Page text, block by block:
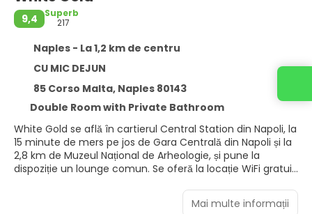
9,4
Superb
217
Naples - La 1,2 km de centru
CU MIC DEJUN
85 Corso Malta, Naples 80143
Double Room with Private Bathroom
White Gold se află în cartierul Central Station din Napoli, la
15 minute de mers pe jos de Gara Centrală din Napoli și la
2,8 km de Muzeul Național de Arheologie, și pune la
dispoziție un lounge comun. Se oferă la locație WiFi gratuit
include o baie proprie cu bideu, climatizare, un televizor
cu ecran plat și un frigider. Unele unități includ un balcon
Mai multe informații